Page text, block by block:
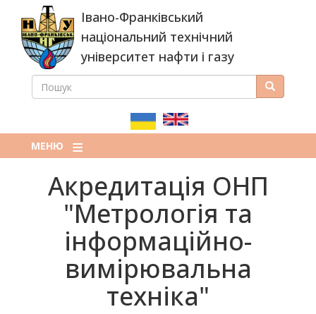
основного
вмісту
Івано-Франківський
національний технічний
університет нафти і газу
ПОШУКОВА
ПОШУК Пошук
МЕНЮ
Акредитація ОНП
"Метрологія та
інформаційно-
вимірювальна
техніка"